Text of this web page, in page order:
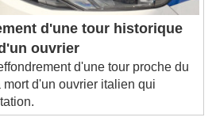
d'une tour historique
ouvrier
d'une tour proche du
d'un ouvrier italien qui